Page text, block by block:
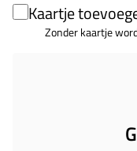
Kaartje
Zonder kaartje